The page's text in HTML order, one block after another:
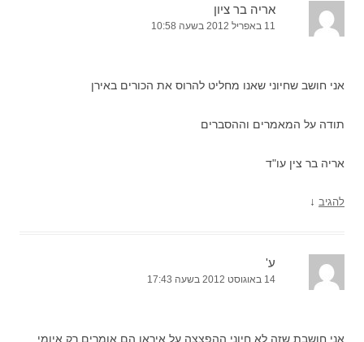
אריה בר ציון
11 באפריל 2012 בשעה 10:58
אני חושב שחיוני שאנו מחליט להרוס את הכורים באירן
תודה על המאמרים וההסברים
אריה בר צין עו"ד
להגיב ↓
ע'
14 באוגוסט 2012 בשעה 17:43
אני חושבת שזה לא חיוני ההפצצה על איראן הם אומרים רק איומי